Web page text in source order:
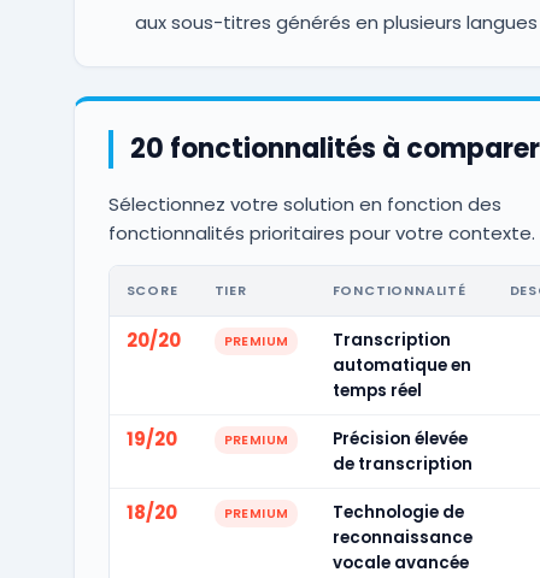
aux sous-titres générés en plusieurs langues
20 fonctionnalités à comparer
Sélectionnez votre solution en fonction des
fonctionnalités prioritaires pour votre contexte.
SCORE TIER FONCTIONNALITÉ
20/20 PREMIUM
Transcription
automatique en
temps réel
19/20 PREMIUM
Précision élevée
de transcription
18/20 PREMIUM
Technologie de
reconnaissance
vocale avancée